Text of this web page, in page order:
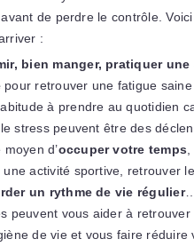
de perdre le contrôle.
:
bien manger, pratiquer
pour retrouver une fatigue
à prendre au quotidien
stress peuvent être des
d’occuper votre temps
une activité sportive, retrouver
un rythme de vie régulier
peuvent vous aider à retrouver
de vie et vous faire réduire